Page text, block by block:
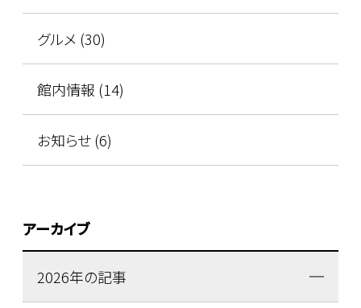
グルメ (30)
館内情報 (14)
お知らせ (6)
アーカイブ
2026年の記事